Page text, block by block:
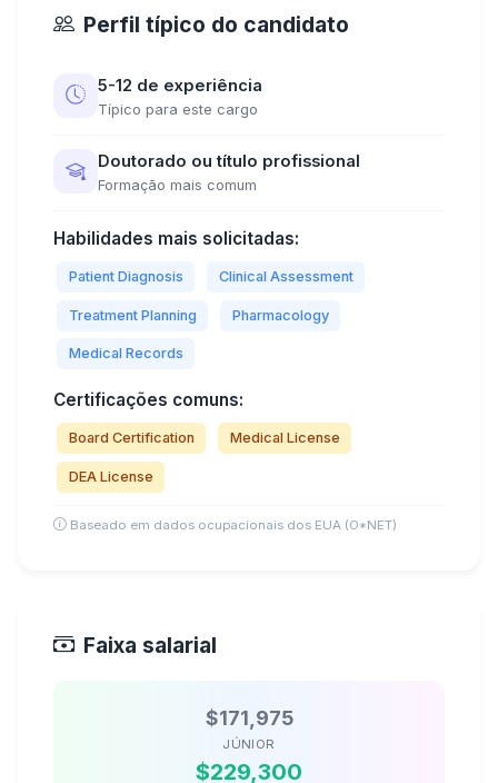
Perfil típico do candidato
5-12 de experiência
Típico para este cargo
Doutorado ou título profissional
Formação mais comum
Habilidades mais solicitadas:
Patient Diagnosis Clinical Assessment
Treatment Planning Pharmacology
Medical Records
Certificações comuns:
Board Certification Medical License
DEA License
Baseado em dados ocupacionais dos EUA (O*NET)
Faixa salarial
$171,975
JÚNIOR
$229,300